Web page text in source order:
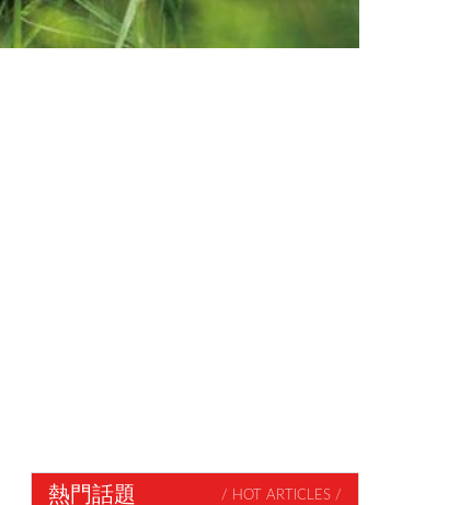
熱門話題 / HOT ARTICLES /